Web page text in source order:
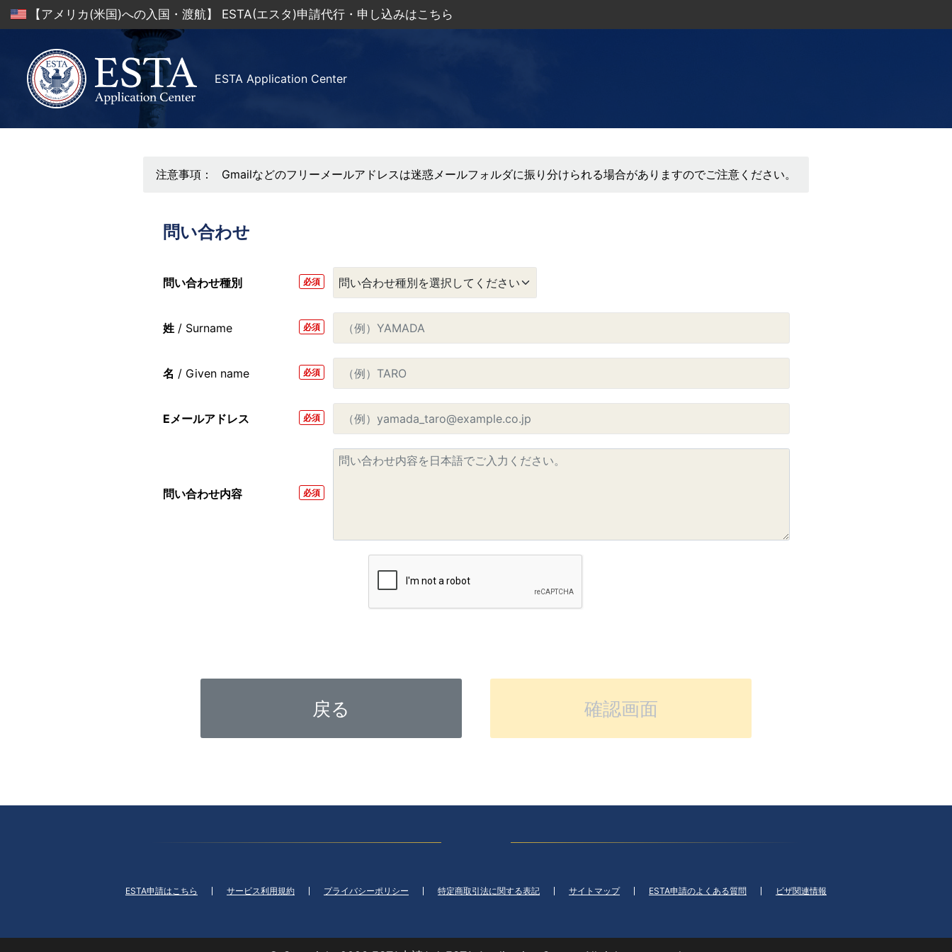
【アメリカ(米国)への入国・渡航】 ESTA(エスタ)申請代行・申し込みはこちら
ESTA Application Center
注意事項： Gmailなどのフリーメールアドレスは迷惑メールフォルダに振り分けられる場合がありますのでご注意ください。
問い合わせ
問い合わせ種別 必須
姓 / Surname 必須
名 / Given name 必須
Eメールアドレス 必須
問い合わせ内容 必須
戻る 確認画面
ESTA申請はこちら サービス利用規約 プライバシーポリシー 特定商取引法に関する表記 サイトマップ ESTA申請のよくある質問 ビザ関連情報